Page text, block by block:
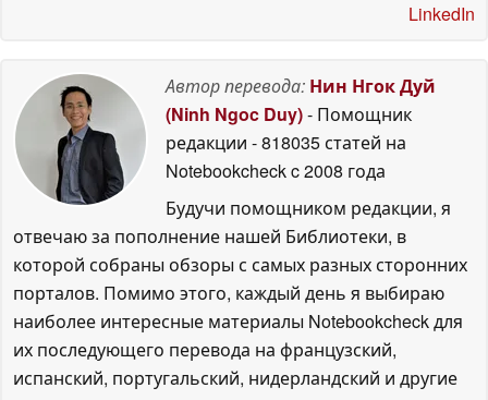
LinkedIn
Автор перевода: Нин Нгок Дуй
(Ninh Ngoc Duy)- Помощник
редакции - 818035 статей на
Notebookcheckc 2008 года
Будучи помощником редакции, я
отвечаю за пополнение нашей Библиотеки, в
которой собраны обзоры с самых разных сторонних
порталов. Помимо этого, каждый день я выбираю
наиболее интересные материалы Notebookcheck для
их последующего перевода на французский,
испанский, португальский, нидерландский и другие